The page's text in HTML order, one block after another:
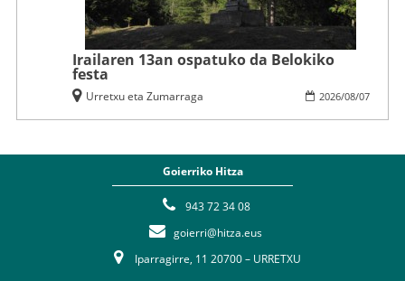
Irailaren 13an ospatuko da Belokiko
festa
2026/08/07
Urretxu eta Zumarraga
Goierriko Hitza
943 72 34 08
goierri@hitza.eus
Iparragirre, 11 20700 – URRETXU